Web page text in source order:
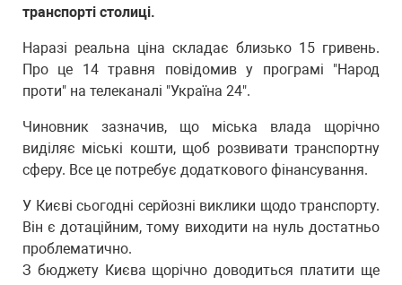
транспорті столиці.
Наразі реальна ціна складає близько 15 гривень.
Про це 14 травня повідомив у програмі "Народ
проти" на телеканалі "Україна 24".
Чиновник зазначив, що міська влада щорічно
виділяє міські кошти, щоб розвивати транспортну
сферу. Все це потребує додаткового фінансування.
У Києві сьогодні серйозні виклики щодо транспорту.
Він є дотаційним, тому виходити на нуль достатньо
проблематично.
З бюджету Києва щорічно доводиться платити ще